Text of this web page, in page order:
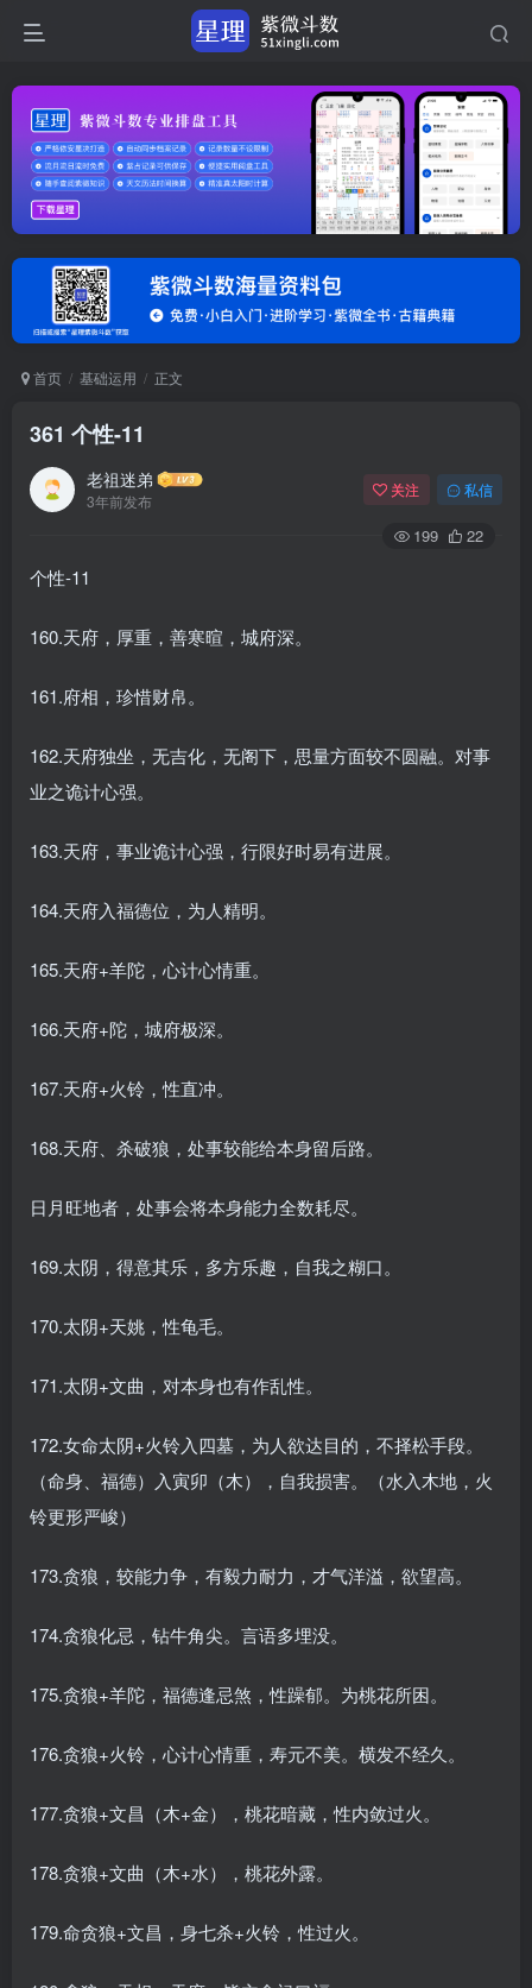
首页 基础运用 正文
361 个性-11
老祖迷弟
3年前发布
关注 私信
199 22
个性-11
160.天府，厚重，善寒暄，城府深。
161.府相，珍惜财帛。
162.天府独坐，无吉化，无阁下，思量方面较不圆融。对事
业之诡计心强。
163.天府，事业诡计心强，行限好时易有进展。
164.天府入福德位，为人精明。
165.天府+羊陀，心计心情重。
166.天府+陀，城府极深。
167.天府+火铃，性直冲。
168.天府、杀破狼，处事较能给本身留后路。
日月旺地者，处事会将本身能力全数耗尽。
169.太阴，得意其乐，多方乐趣，自我之糊口。
170.太阴+天姚，性龟毛。
171.太阴+文曲，对本身也有作乱性。
172.女命太阴+火铃入四墓，为人欲达目的，不择松手段。
（命身、福德）入寅卯（木），自我损害。（水入木地，火
铃更形严峻）
173.贪狼，较能力争，有毅力耐力，才气洋溢，欲望高。
174.贪狼化忌，钻牛角尖。言语多埋没。
175.贪狼+羊陀，福德逢忌煞，性躁郁。为桃花所困。
176.贪狼+火铃，心计心情重，寿元不美。横发不经久。
177.贪狼+文昌（木+金），桃花暗藏，性内敛过火。
178.贪狼+文曲（木+水），桃花外露。
179.命贪狼+文昌，身七杀+火铃，性过火。